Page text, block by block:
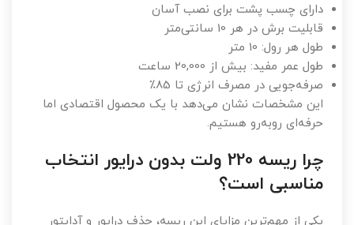
دارای چسب پشت برای نصب آسان
قابلیت برش در هر 10 سانتی‌متر
طول هر رول: 10 متر
طول عمر مفید: بیش از 20,000 ساعت
صرفه‌جویی در مصرف انرژی تا 85٪
این مشخصات نشان می‌دهد با یک محصول اقتصادی اما
حرفه‌ای روبه‌رو هستیم.
چرا ریسه 220 ولت بدون درایور انتخاب
مناسبی است؟
یکی از مهم‌ترین مزایای این ریسه، حذف درایور و آداپتور